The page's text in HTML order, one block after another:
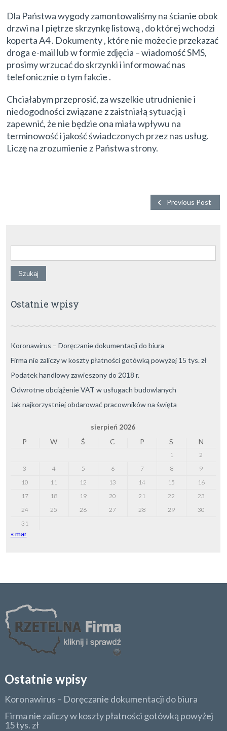
Dla Państwa wygody zamontowaliśmy na ścianie obok
drzwi na I piętrze skrzynkę listową , do której wchodzi
koperta A4 . Dokumenty , które nie możecie przekazać
droga e-mail lub w formie zdjęcia – wiadomość SMS,
prosimy wrzucać do skrzynki i informować nas
telefonicznie o tym fakcie .
Chciałabym przeprosić, za wszelkie utrudnienie i
niedogodności związane z zaistniałą sytuacją i
zapewnić, że nie będzie ona miała wpływu na
terminowość i jakość świadczonych przez nas usług.
Liczę na zrozumienie z Państwa strony.
Previous Post
Szukaj:
Ostatnie wpisy
Koronawirus – Doręczanie dokumentacji do biura
Firma nie zaliczy w koszty płatności gotówką powyżej 15 tys. zł
Podatek handlowy zawieszony do 2018 r.
Odwrotne obciążenie VAT w usługach budowlanych
Jak najkorzystniej obdarować pracowników na święta
sierpień 2026
P
W Ś C P S N
1
2
3
4 5 6 7 8
9
10
11 12 13 14 15
16
17
18 19 20 21 22
23
24
25 26 27 28 29
30
31
« mar
Ostatnie wpisy
Koronawirus – Doręczanie dokumentacji do biura
Firma nie zaliczy w koszty płatności gotówką powyżej
15 tys. zł